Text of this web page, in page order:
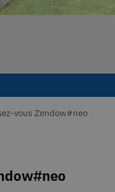
vous Zendow#neo